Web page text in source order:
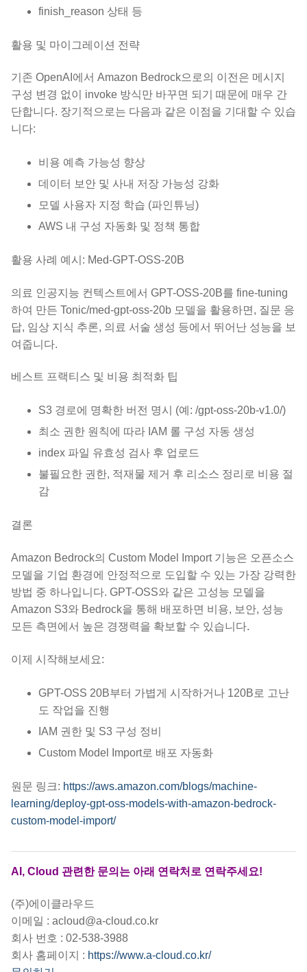
finish_reason 상태 등
활용 및 마이그레이션 전략
기존 OpenAI에서 Amazon Bedrock으로의 이전은 메시지
구성 변경 없이 invoke 방식만 바꾸면 되기 때문에 매우 간
단합니다. 장기적으로는 다음과 같은 이점을 기대할 수 있습
니다:
비용 예측 가능성 향상
데이터 보안 및 사내 저장 가능성 강화
모델 사용자 지정 학습 (파인튜닝)
AWS 내 구성 자동화 및 정책 통합
활용 사례 예시: Med-GPT-OSS-20B
의료 인공지능 컨텍스트에서 GPT-OSS-20B를 fine-tuning
하여 만든 Tonic/med-gpt-oss-20b 모델을 활용하면, 질문 응
답, 임상 지식 추론, 의료 서술 생성 등에서 뛰어난 성능을 보
여줍니다.
베스트 프랙티스 및 비용 최적화 팁
S3 경로에 명확한 버전 명시 (예: /gpt-oss-20b-v1.0/)
최소 권한 원칙에 따라 IAM 롤 구성 자동 생성
index 파일 유효성 검사 후 업로드
불필요한 권한, 적재물 제거 후 리소스 정리로 비용 절
감
결론
Amazon Bedrock의 Custom Model Import 기능은 오픈소스
모델을 기업 환경에 안정적으로 도입할 수 있는 가장 강력한
방법 중 하나입니다. GPT-OSS와 같은 고성능 모델을
Amazon S3와 Bedrock을 통해 배포하면 비용, 보안, 성능
모든 측면에서 높은 경쟁력을 확보할 수 있습니다.
이제 시작해보세요:
GPT-OSS 20B부터 가볍게 시작하거나 120B로 고난
도 작업을 진행
IAM 권한 및 S3 구성 정비
Custom Model Import로 배포 자동화
원문 링크: https://aws.amazon.com/blogs/machine-
learning/deploy-gpt-oss-models-with-amazon-bedrock-
custom-model-import/
AI, Cloud 관련한 문의는 아래 연락처로 연락주세요!
(주)에이클라우드
이메일 : acloud@a-cloud.co.kr
회사 번호 : 02-538-3988
회사 홈페이지 : https://www.a-cloud.co.kr/